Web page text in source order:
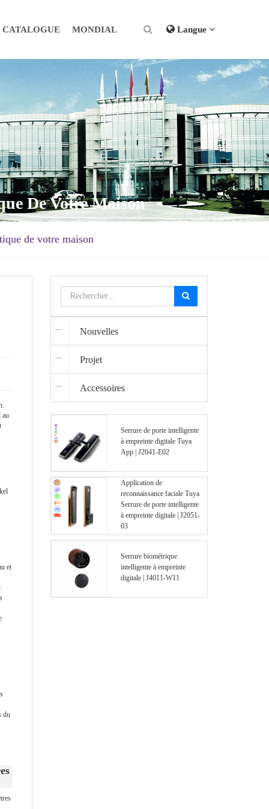
CATALOGUE MONDIAL Langue
De Votre Maison
de votre maison
au
et
du
Nouvelles
Projet
Accessoires
Serrure de porte intelligente
à empreinte digitale Tuya
App | J2041-E02
Application de
reconnaissance faciale Tuya
Serrure de porte intelligente
à empreinte digitale | J2051-
03
Serrure biométrique
intelligente à empreinte
digitale | J4011-W11